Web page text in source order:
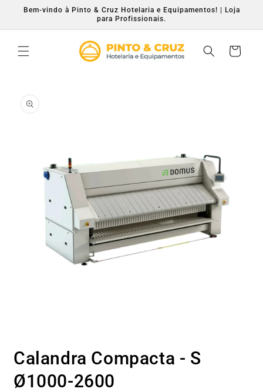
para o
Bem-vindo à Pinto & Cruz Hotelaria e Equipamentos! | Loja
para Profissionais.
Carrinho
informação
do produto
multimédia
1
em
modal
Calandra Compacta - S
Ø1000-2600